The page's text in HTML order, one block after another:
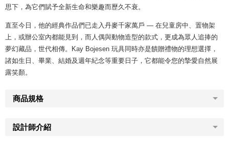
思下，為它們賦予全新生命和樂趣而歷久不衰。
直至今日，他的經典作品們已走入丹麥千家萬戶 — 在兒童房中、置物架
上，或辦公室內都能見到，而人偶與動物造型的款式，更成為眾人追捧的
夢幻藏品，世代相傳。Kay Bojesen 玩具同時亦是饋贈禮物的理想選擇，
諸如生日、畢業、結婚及週年紀念等重要日子，它都能令您的摯愛自然展
露笑顏。
商品規格
設計師介紹